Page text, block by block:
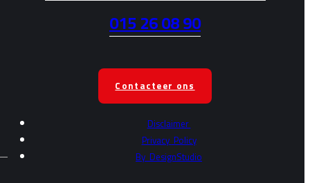
015 26 08 90
Contacteer ons
Disclaimer
Privacy Policy
By DesignStudio